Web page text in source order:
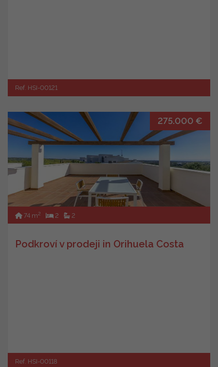
Ref. HSI-00121
275.000 €
74 m2 2 2
Podkroví v prodeji in Orihuela Costa
Ref. HSI-00118